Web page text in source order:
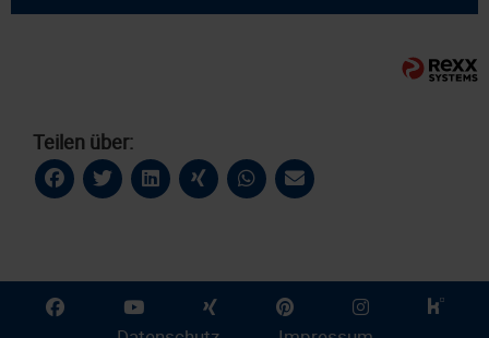
Teilen über: